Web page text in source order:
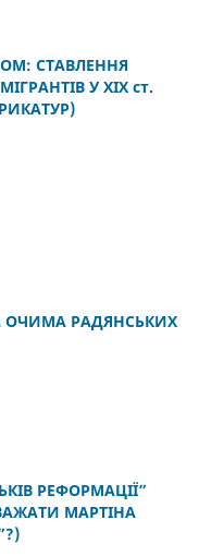
СТАВЛЕННЯ
У ХІХ ст.
ОЧИМА РАДЯНСЬКИХ
РЕФОРМАЦІЇ”
МАРТІНА